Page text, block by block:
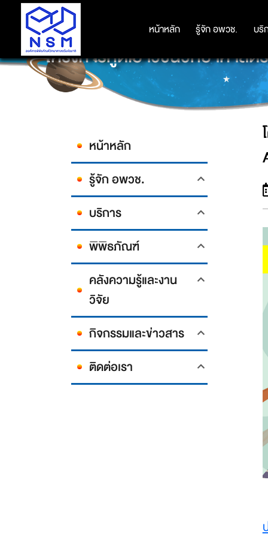
หน้าหลัก รู้จัก อพวช. บริ
หน้าหลัก รู้จัก อพวช. บริ
โครงการทูตเยาวชนวิทยาศาส
หน้าหลัก
รู้จัก อพวช.
บริการ
พิพิธภัณฑ์
คลังความรู้และงาน
วิจัย
กิจกรรมและข่าวสาร
ติดต่อเรา